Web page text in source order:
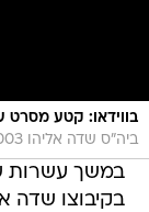
בווידאו: קטע
ביה"ס שדה אליהו 2003
במשך עשרות
בקיבוצו שדה